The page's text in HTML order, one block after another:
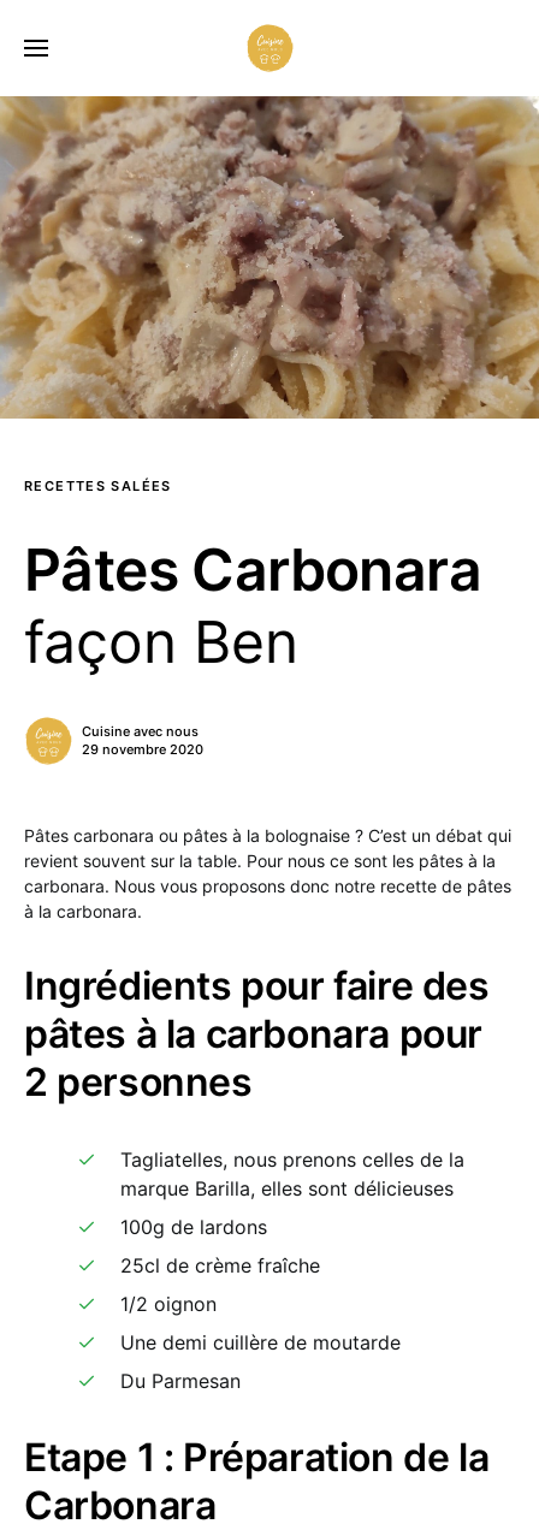
RECETTES SALÉES
Pâtes Carbonara
façon Ben
Cuisine avec nous
29 novembre 2020
Pâtes carbonara ou pâtes à la bolognaise ? C’est un débat qui
revient souvent sur la table. Pour nous ce sont les pâtes à la
carbonara. Nous vous proposons donc notre recette de pâtes
à la carbonara.
Ingrédients pour faire des
pâtes à la carbonara pour
2 personnes
Tagliatelles, nous prenons celles de la
marque Barilla, elles sont délicieuses
100g de lardons
25cl de crème fraîche
1/2 oignon
Une demi cuillère de moutarde
Du Parmesan
Etape 1 : Préparation de la
Carbonara